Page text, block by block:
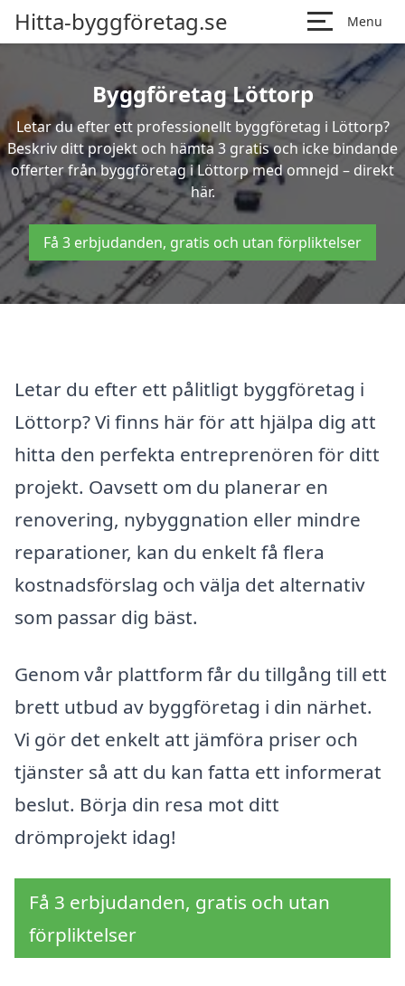
Hitta-byggföretag.se Menu
Byggföretag Löttorp
Letar du efter ett professionellt byggföretag i Löttorp?
Beskriv ditt projekt och hämta 3 gratis och icke bindande
offerter från byggföretag i Löttorp med omnejd – direkt
här.
Få 3 erbjudanden, gratis och utan förpliktelser
Letar du efter ett pålitligt byggföretag i
Löttorp? Vi finns här för att hjälpa dig att
hitta den perfekta entreprenören för ditt
projekt. Oavsett om du planerar en
renovering, nybyggnation eller mindre
reparationer, kan du enkelt få flera
kostnadsförslag och välja det alternativ
som passar dig bäst.
Genom vår plattform får du tillgång till ett
brett utbud av byggföretag i din närhet.
Vi gör det enkelt att jämföra priser och
tjänster så att du kan fatta ett informerat
beslut. Börja din resa mot ditt
drömprojekt idag!
Få 3 erbjudanden, gratis och utan
förpliktelser